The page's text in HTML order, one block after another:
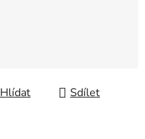
Hlídat Sdílet